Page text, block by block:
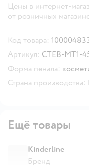
Цены в интернет-
от розничных
Код товара:
Артикул: CTEB-MT1-
Форма пенала:
Страна производства:
Ещё товары
Kinderline
Бренд